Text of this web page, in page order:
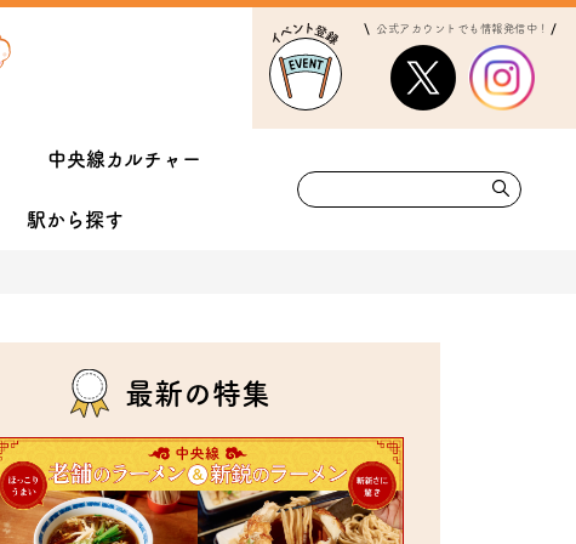
公式アカウントでも情報発信中！
中央線カルチャー
駅から探す
最新の特集